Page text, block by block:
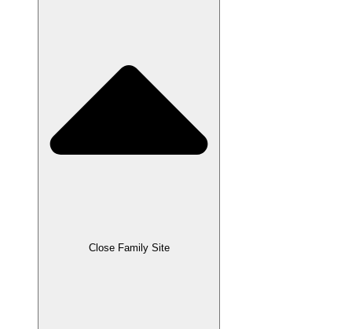
Close Family Site